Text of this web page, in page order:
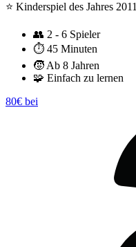
⭐️ Kinderspiel des Jahres 2011
👥 2 - 6 Spieler
⏱️ 45 Minuten
🧒 Ab 8 Jahren
🧩 Einfach zu lernen
80€ bei